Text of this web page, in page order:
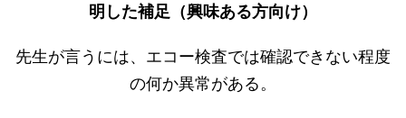
明した補足（興味ある方向け）
先生が言うには、エコー検査では確認できない程度
の何か異常がある。